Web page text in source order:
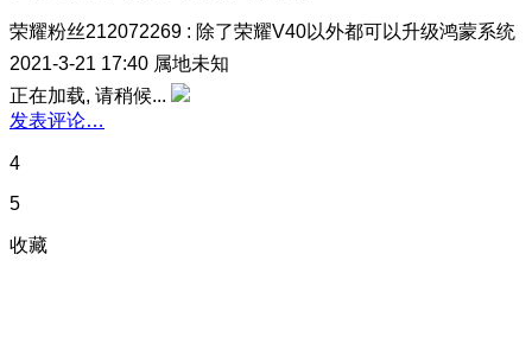
荣耀粉丝212072269 : 除了荣耀V40以外都可以升级鸿蒙系统
2021-3-21 17:40 属地未知
正在加载, 请稍候...
发表评论…
4
5
收藏